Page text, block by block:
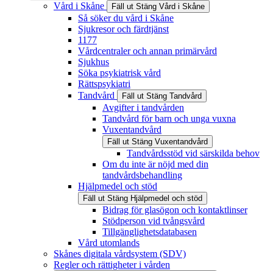
Vård i Skåne Fäll ut Stäng Vård i Skåne
Så söker du vård i Skåne
Sjukresor och färdtjänst
1177
Vårdcentraler och annan primärvård
Sjukhus
Söka psykiatrisk vård
Rättspsykiatri
Tandvård
Fäll ut Stäng Tandvård
Avgifter i tandvården
Tandvård för barn och unga vuxna
Vuxentandvård
Fäll ut Stäng Vuxentandvård
Tandvårdsstöd vid särskilda behov
Om du inte är nöjd med din
tandvårdsbehandling
Hjälpmedel och stöd
Fäll ut Stäng Hjälpmedel och stöd
Bidrag för glasögon och kontaktlinser
Stödperson vid tvångsvård
Tillgänglighetsdatabasen
Vård utomlands
Skånes digitala vårdsystem (SDV)
Regler och rättigheter i vården